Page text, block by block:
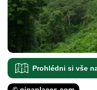
Prohlédni si vše